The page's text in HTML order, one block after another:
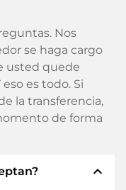
Nos
se haga cargo
usted quede
es todo. Si
la transferencia,
de forma
expand_less